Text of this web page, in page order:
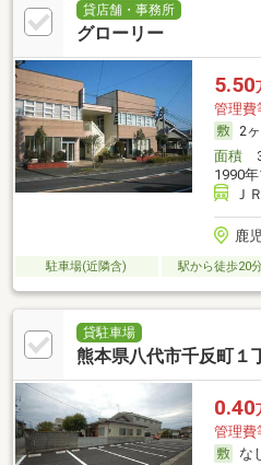
貸店舗・事務所
グローリー
5.50
管理費
2
面積
1990
Ｊ
鹿
駐車場(近隣含) 駅から徒歩20
貸駐車場
熊本県八代市千反町１
0.40
管理費
な